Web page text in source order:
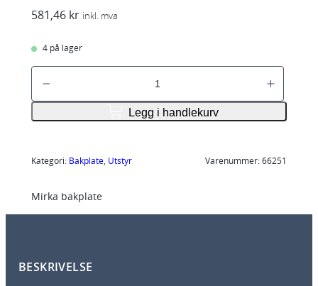
581,46 kr inkl. mva
4 på lager
M
B
k
p
t
Legg i handlekurv
Kategori: Bakplate, Utstyr Varenummer:66251
Mirka bakplate
BESKRIVELSE